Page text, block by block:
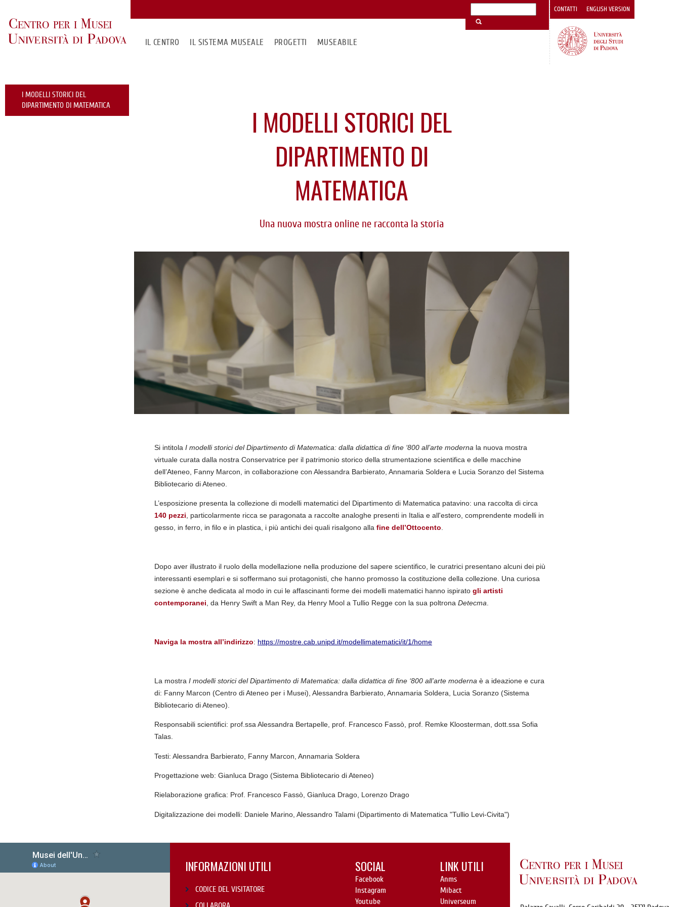
IL CENTRO IL SISTEMA MUSEALE PROGETTI MUSEABILE
CONTATTI ENGLISH VERSION
I MODELLI STORICI DEL
DIPARTIMENTO DI MATEMATICA
I MODELLI STORICI DEL
DIPARTIMENTO DI
MATEMATICA
Una nuova mostra online ne racconta la storia
Si intitola I modelli storici del Dipartimento di Matematica: dalla didattica di fine ‘800 all’arte moderna la nuova mostra
virtuale curata dalla nostra Conservatrice per il patrimonio storico della strumentazione scientifica e delle macchine
dell’Ateneo, Fanny Marcon, in collaborazione con Alessandra Barbierato, Annamaria Soldera e Lucia Soranzo del Sistema
Bibliotecario di Ateneo.
L’esposizione presenta la collezione di modelli matematici del Dipartimento di Matematica patavino: una raccolta di circa
140 pezzi, particolarmente ricca se paragonata a raccolte analoghe presenti in Italia e all'estero, comprendente modelli in
gesso, in ferro, in filo e in plastica, i più antichi dei quali risalgono alla fine dell’Ottocento.
Dopo aver illustrato il ruolo della modellazione nella produzione del sapere scientifico, le curatrici presentano alcuni dei più
interessanti esemplari e si soffermano sui protagonisti, che hanno promosso la costituzione della collezione. Una curiosa
sezione è anche dedicata al modo in cui le affascinanti forme dei modelli matematici hanno ispirato gli artisti
contemporanei , da Henry Swift a Man Rey, da Henry Mool a Tullio Regge con la sua poltrona Detecma
Naviga la mostra all’indirizzo: https://mostre.cab.unipd.it/modellimatematici/it/1/home
La mostra I modelli storici del Dipartimento di Matematica: dalla didattica di fine ‘800 all’arte moderna è a ideazione e cura
di: Fanny Marcon (Centro di Ateneo per i Musei), Alessandra Barbierato, Annamaria Soldera, Lucia Soranzo (Sistema
Bibliotecario di Ateneo).
Responsabili scientifici: prof.ssa Alessandra Bertapelle, prof. Francesco Fassò, prof. Remke Kloosterman, dott.ssa Sofia
Talas.
Testi: Alessandra Barbierato, Fanny Marcon, Annamaria Soldera
Progettazione web: Gianluca Drago (Sistema Bibliotecario di Ateneo)
Rielaborazione grafica: Prof. Francesco Fassò, Gianluca Drago, Lorenzo Drago
Digitalizzazione dei modelli: Daniele Marino, Alessandro Talami (Dipartimento di Matematica "Tullio Levi-Civita")
INFORMAZIONI UTILI
CODICE DEL VISITATORE
SOCIAL
Facebook
Instagram
Youtube
LINK UTILI
Anms
Mibact
Universeum